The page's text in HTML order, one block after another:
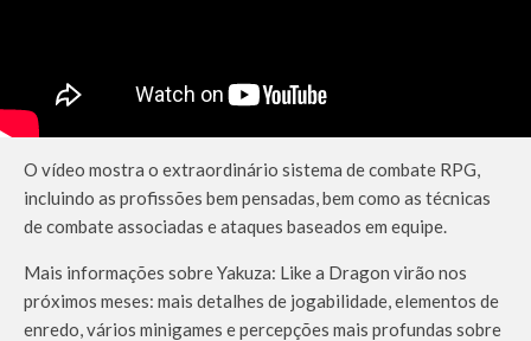
O vídeo mostra o extraordinário sistema de combate RPG,
incluindo as profissões bem pensadas, bem como as técnicas
de combate associadas e ataques baseados em equipe.
Mais informações sobreYakuza: Like a Dragon virão nos
próximos meses: mais detalhes de jogabilidade, elementos de
enredo, vários minigames e percepções mais profundas sobre